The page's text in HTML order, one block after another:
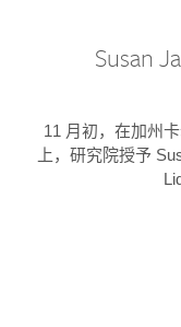
Susan
11 月初，在加州
上，研究院授予